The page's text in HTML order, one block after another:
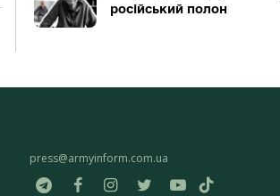
російський полон
press@armyinform.com.ua